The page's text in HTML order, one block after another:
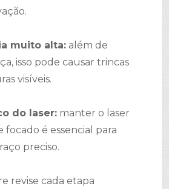
muito alta: além de
isso pode causar trincas
visíveis.
do laser: manter o laser
é essencial para
preciso.
revise cada etapa